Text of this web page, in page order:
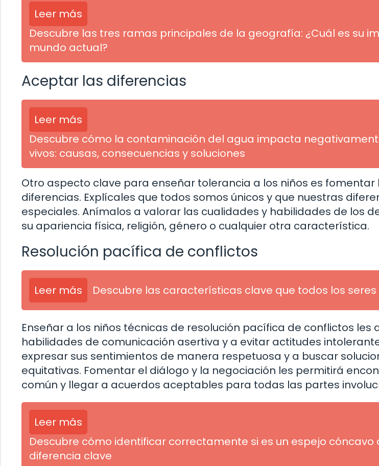
Leer más
Descubre las tres ramas principales de la geografía: ¿Cuál es su
mundo actual?
Aceptar las diferencias
Leer más
Descubre cómo la contaminación del agua impacta
vivos: causas, consecuencias y soluciones
Otro aspecto clave para enseñar tolerancia a los niños es
diferencias. Explícales que todos somos únicos y que nuestras
especiales. Anímalos a valorar las cualidades y habilidades de los
su apariencia física, religión, género o cualquier otra característica.
Resolución pacífica de conflictos
Leer más Descubre las características clave que todos los
Enseñar a los niños técnicas de resolución pacífica de conflictos
habilidades de comunicación asertiva y a evitar actitudes
expresar sus sentimientos de manera respetuosa y a buscar
equitativas. Fomentar el diálogo y la negociación les permitirá
común y llegar a acuerdos aceptables para todas las partes
Leer más
Descubre cómo identificar correctamente si es un espejo cóncavo
diferencia clave